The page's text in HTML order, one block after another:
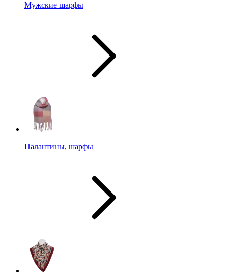
Мужские шарфы
Палантины, шарфы